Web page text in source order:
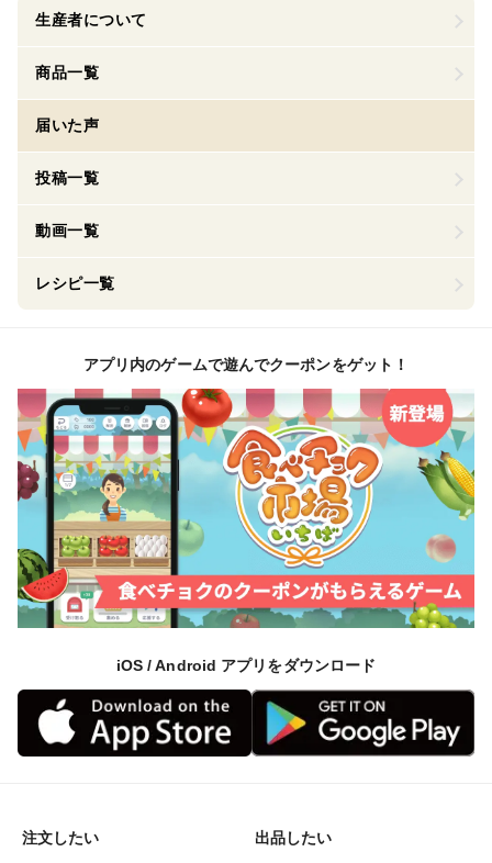
生産者について
商品一覧
届いた声
投稿一覧
動画一覧
レシピ一覧
アプリ内のゲームで遊んでクーポンをゲット！
iOS / Android アプリをダウンロード
注文したい 出品したい